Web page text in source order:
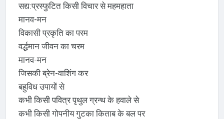
सद्य:प्रस्फुटित किसी विचार से महमहाता
मानव-मन
विकासी प्रकृति का परम
वर्द्धमान जीवन का चरम
मानव-मन
जिसकी ब्रेन-वाशिंग कर
बहुविध उपायों से
कभी किसी पवित्र पृथुल ग्रन्थ के हवाले से
कभी किसी गोपनीय गुटका किताब के बल पर